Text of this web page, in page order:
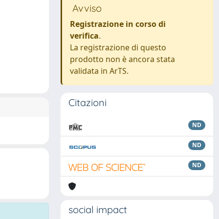
Avviso
Registrazione in corso di
verifica.
La registrazione di questo
prodotto non è ancora stata
validata in ArTS.
Citazioni
ND
ND
ND
social impact